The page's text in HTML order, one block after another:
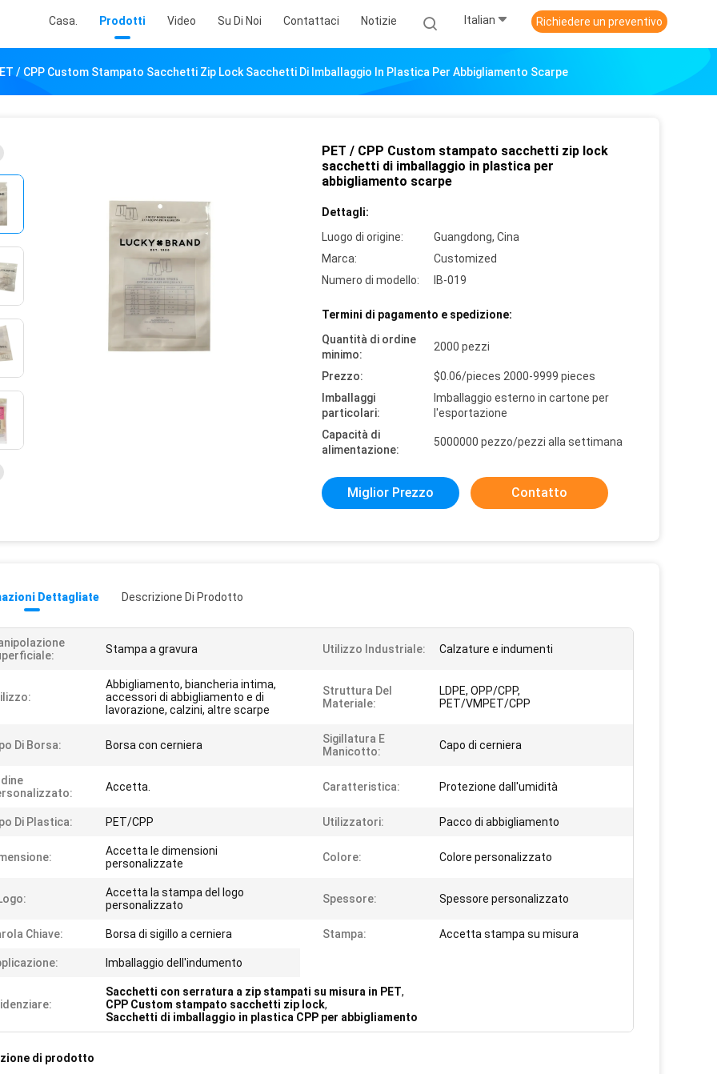
Casa. Prodotti Video Su Di Noi Contattaci Notizie Italian Richiedere un preventivo
/ CPP Custom Stampato Sacchetti Zip Lock Sacchetti Di Imballaggio In Plastica Per Abbigliamento Scarpe
PET / CPP Custom stampato sacchetti zip lock
sacchetti di imballaggio in plastica per
abbigliamento scarpe
Dettagli:
Luogo di origine:
Guangdong, Cina
Marca:
Customized
Numero di modello:
IB-019
Termini di pagamento e spedizione:
Quantità di ordine
minimo:
2000 pezzi
Prezzo:
$0.06/pieces 2000-9999 pieces
Imballaggi
particolari:
Imballaggio esterno in cartone per
l'esportazione
Capacità di
alimentazione:
5000000 pezzo/pezzi alla settimana
Miglior Prezzo Contatto
Dettagliate Descrizione Di Prodotto
Stampa a gravura Utilizzo Industriale: Calzature e indumenti
Abbigliamento, biancheria intima,
accessori di abbigliamento e di
lavorazione, calzini, altre scarpe
Struttura Del
Materiale:
LDPE, OPP/CPP,
PET/VMPET/CPP
Di Borsa: Borsa con cerniera
Sigillatura E
Manicotto:
Capo di cerniera
Accetta. Caratteristica: Protezione dall'umidità
Di Plastica: PET/CPP Utilizzatori: Pacco di abbigliamento
Accetta le dimensioni
personalizzate
Colore: Colore personalizzato
Accetta la stampa del logo
personalizzato
Spessore: Spessore personalizzato
Chiave: Borsa di sigillo a cerniera Stampa: Accetta stampa su misura
Imballaggio dell'indumento
Sacchetti con serratura a zip stampati su misura in PET,
CPP Custom stampato sacchetti zip lock,
Sacchetti di imballaggio in plastica CPP per abbigliamento
di prodotto